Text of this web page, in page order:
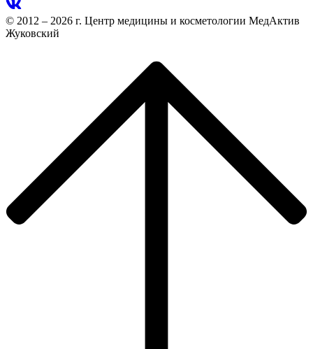
© 2012 – 2026 г. Центр медицины и косметологии МедАктив
Жуковский